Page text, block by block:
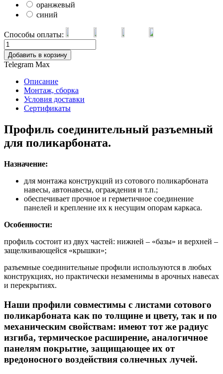
оранжевый
синий
Способы оплаты:
Добавить в корзину
Telegram Max
Описание
Монтаж, сборка
Условия доставки
Сертификаты
Профиль соединительный разъемный
для поликарбоната.
Назначение:
для монтажа конструкций из сотового поликарбоната
навесы, автонавесы, ограждения и т.п.;
обеспечивает прочное и герметичное соединение
панелей и крепление их к несущим опорам каркаса.
Особенности:
профиль состоит из двух частей: нижней – «базы» и верхней –
защелкивающейся «крышки»;
разъемные соединительные профили используются в любых
конструкциях, но практически незаменимы в арочных навесах
и перекрытиях.
Наши профили совместимы с листами сотового
поликарбоната как по толщине и цвету, так и по
механическим свойствам: имеют тот же радиус
изгиба, термическое расширение, аналогичное
панелям покрытие, защищающее их от
вредоносного воздействия солнечных лучей.